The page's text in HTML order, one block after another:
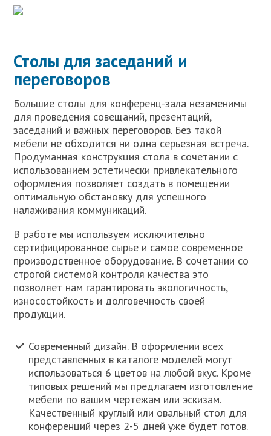
Столы для заседаний и
переговоров
Большие столы для конференц-зала незаменимы
для проведения совещаний, презентаций,
заседаний и важных переговоров. Без такой
мебели не обходится ни одна серьезная встреча.
Продуманная конструкция стола в сочетании с
использованием эстетически привлекательного
оформления позволяет создать в помещении
оптимальную обстановку для успешного
налаживания коммуникаций.
В работе мы используем исключительно
сертифицированное сырье и самое современное
производственное оборудование. В сочетании со
строгой системой контроля качества это
позволяет нам гарантировать экологичность,
износостойкость и долговечность своей
продукции.
Современный дизайн. В оформлении всех
представленных в каталоге моделей могут
использоваться 6 цветов на любой вкус. Кроме
типовых решений мы предлагаем изготовление
мебели по вашим чертежам или эскизам.
Качественный круглый или овальный стол для
конференций через 2-5 дней уже будет готов.